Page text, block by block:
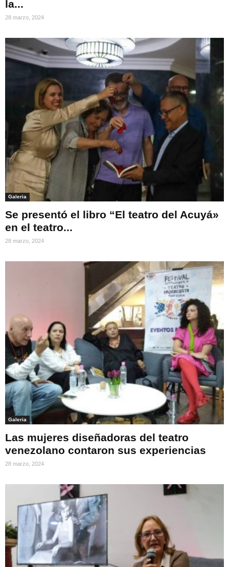
la...
28 marzo, 2024
Galeria
Se presentó el libro “El teatro del Acuyá»
en el teatro...
28 marzo, 2024
Galeria
Las mujeres diseñadoras del teatro
venezolano contaron sus experiencias
28 marzo, 2024